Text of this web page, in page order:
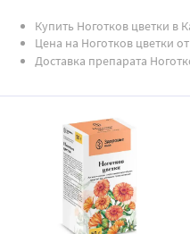
Купить Ноготков цветки в
Цена на Ноготков цветки
Доставка препарата